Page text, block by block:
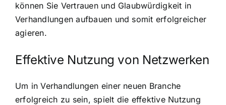
können Sie Vertrauen und Glaubwürdigkeit in
Verhandlungen aufbauen und somit erfolgreicher
agieren.
Effektive Nutzung von Netzwerken
Um in Verhandlungen einer neuen Branche
erfolgreich zu sein, spielt die effektive Nutzung